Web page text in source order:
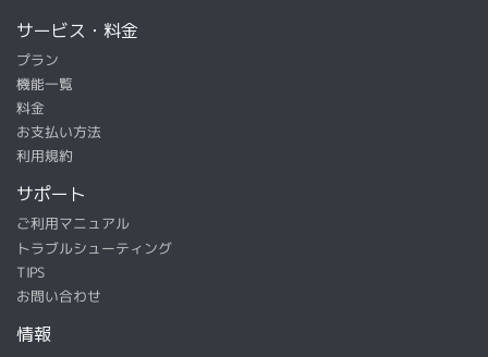
サービス・料金
プラン
機能一覧
料金
お支払い方法
利用規約
サポート
ご利用マニュアル
トラブルシューティング
TIPS
お問い合わせ
情報